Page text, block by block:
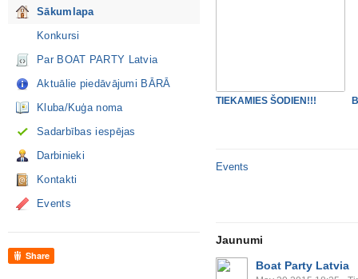
Sākumlapa
Konkursi
Par BOAT PARTY Latvia
Aktuālie piedāvājumi BĀRĀ
Kluba/Kuģa noma
Sadarbības iespējas
Darbinieki
Kontakti
Events
Share
TIEKAMIES ŠODIEN!!!
Events
Jaunumi
Boat Party Latvia